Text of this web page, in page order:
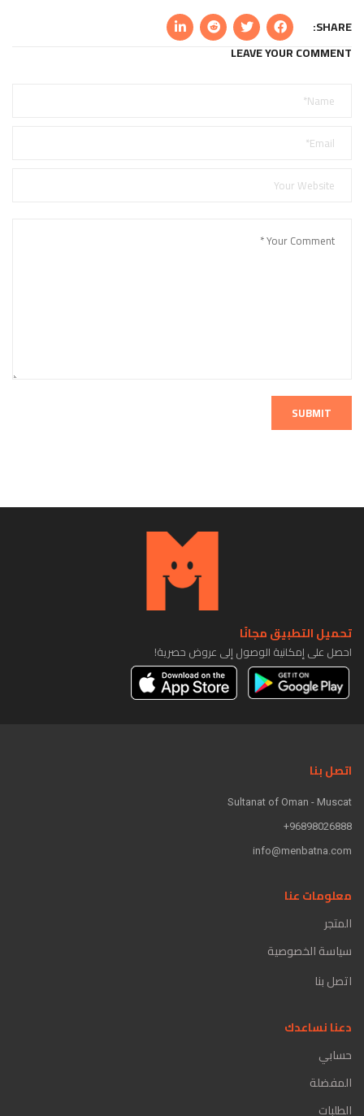
SHARE:
LEAVE YOUR COMMENT
SUBMIT
تحميل التطبيق مجانًا
احصل على إمكانية الوصول إلى عروض حصرية!
اتصل بنا
Sultanat of Oman - Muscat
96898026888+
info@menbatna.com
معلومات عنا
المتجر
سياسة الخصوصية
اتصل بنا
دعنا نساعدك
حسابي
المفضلة
الطلبات